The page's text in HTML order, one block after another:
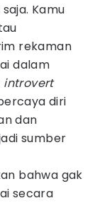
Kamu
rekaman
dalam
introvert
diri
dan
sumber
bahwa gak
secara